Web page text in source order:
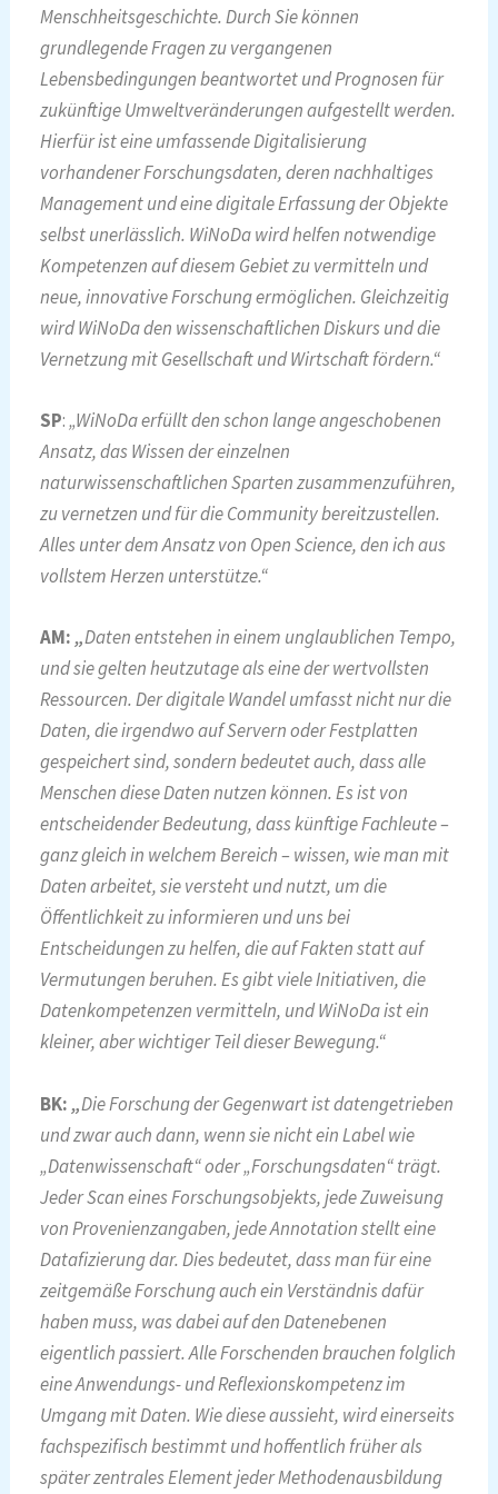
Menschheitsgeschichte. Durch Sie können
grundlegende Fragen zu vergangenen
Lebensbedingungen beantwortet und Prognosen für
zukünftige Umweltveränderungen aufgestellt werden.
Hierfür ist eine umfassende Digitalisierung
vorhandener Forschungsdaten, deren nachhaltiges
Management und eine digitale Erfassung der Objekte
selbst unerlässlich. WiNoDa wird helfen notwendige
Kompetenzen auf diesem Gebiet zu vermitteln und
neue, innovative Forschung ermöglichen. Gleichzeitig
wird WiNoDa den wissenschaftlichen Diskurs und die
Vernetzung mit Gesellschaft und Wirtschaft fördern.“
SP:„WiNoDa erfüllt den schon lange angeschobenen
Ansatz, das Wissen der einzelnen
naturwissenschaftlichen Sparten zusammenzuführen,
zu vernetzen und für die Community bereitzustellen.
Alles unter dem Ansatz von Open Science, den ich aus
vollstem Herzen unterstütze.“
AM:„Daten entstehen in einem unglaublichen Tempo,
und sie gelten heutzutage als eine der wertvollsten
Ressourcen. Der digitale Wandel umfasst nicht nur die
Daten, die irgendwo auf Servern oder Festplatten
gespeichert sind, sondern bedeutet auch, dass alle
Menschen diese Daten nutzen können. Es ist von
entscheidender Bedeutung, dass künftige Fachleute –
ganz gleich in welchem Bereich – wissen, wie man mit
Daten arbeitet, sie versteht und nutzt, um die
Öffentlichkeit zu informieren und uns bei
Entscheidungen zu helfen, die auf Fakten statt auf
Vermutungen beruhen. Es gibt viele Initiativen, die
Datenkompetenzen vermitteln, und WiNoDa ist ein
kleiner, aber wichtiger Teil dieser Bewegung.“
BK:„Die Forschung der Gegenwart ist datengetrieben
und zwar auch dann, wenn sie nicht ein Label wie
„Datenwissenschaft“ oder „Forschungsdaten“ trägt.
Jeder Scan eines Forschungsobjekts, jede Zuweisung
von Provenienzangaben, jede Annotation stellt eine
Datafizierung dar. Dies bedeutet, dass man für eine
zeitgemäße Forschung auch ein Verständnis dafür
haben muss, was dabei auf den Datenebenen
eigentlich passiert. Alle Forschenden brauchen folglich
eine Anwendungs- und Reflexionskompetenz im
Umgang mit Daten. Wie diese aussieht, wird einerseits
fachspezifisch bestimmt und hoffentlich früher als
später zentrales Element jeder Methodenausbildung